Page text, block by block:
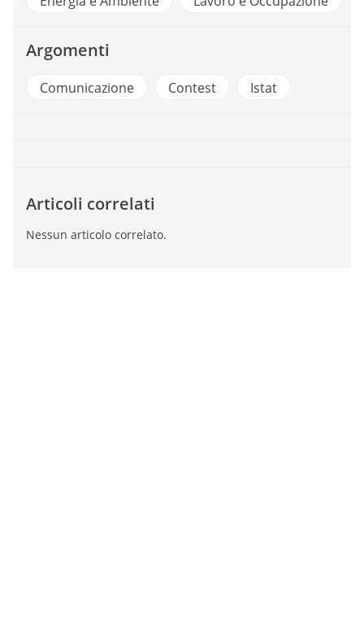
Argomenti
Comunicazione Contest Istat
Articoli correlati
Nessun articolo correlato.